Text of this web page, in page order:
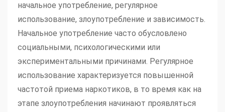
начальное употребление, регулярное
использование, злоупотребление и зависимость.
Начальное употребление часто обусловлено
социальными, психологическими или
экспериментальными причинами. Регулярное
использование характеризуется повышенной
частотой приема наркотиков, в то время как на
этапе злоупотребления начинают проявляться